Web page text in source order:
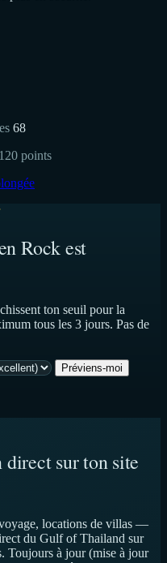
68
points
Rock est
ton seuil pour la
tous les 3 jours. Pas de
Préviens-moi
direct sur ton site
locations de villas —
du Gulf of Thailand sur
Toujours à jour (mise à jour